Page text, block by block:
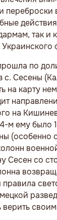
переброски
так и
Украинского
по
с. Сесены
на карту
на
м ему было
(особенно
Сесен со
своим